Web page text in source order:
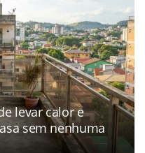
levar calor e
sem nenhuma